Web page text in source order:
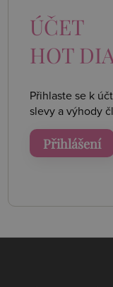
ÚČET
HOT
Přihlaste se k
slevy a výhody
Přihlášení